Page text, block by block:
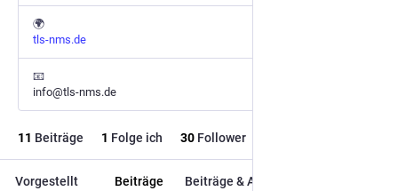
🌍
tls-nms.de
📧
info@tls-nms.de
11 Beiträge 1 Folge ich 30 Follower
Vorgestellt Beiträge Beiträge & Antworten